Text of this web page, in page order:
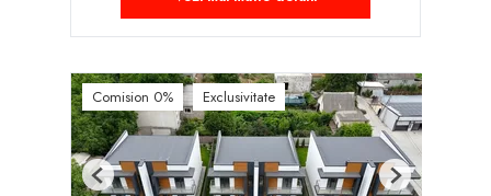
Comision 0% Exclusivitate
Previous Next